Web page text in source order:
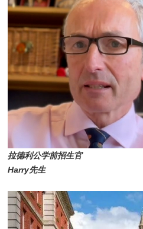
拉德利公学前招生官
Harry先生